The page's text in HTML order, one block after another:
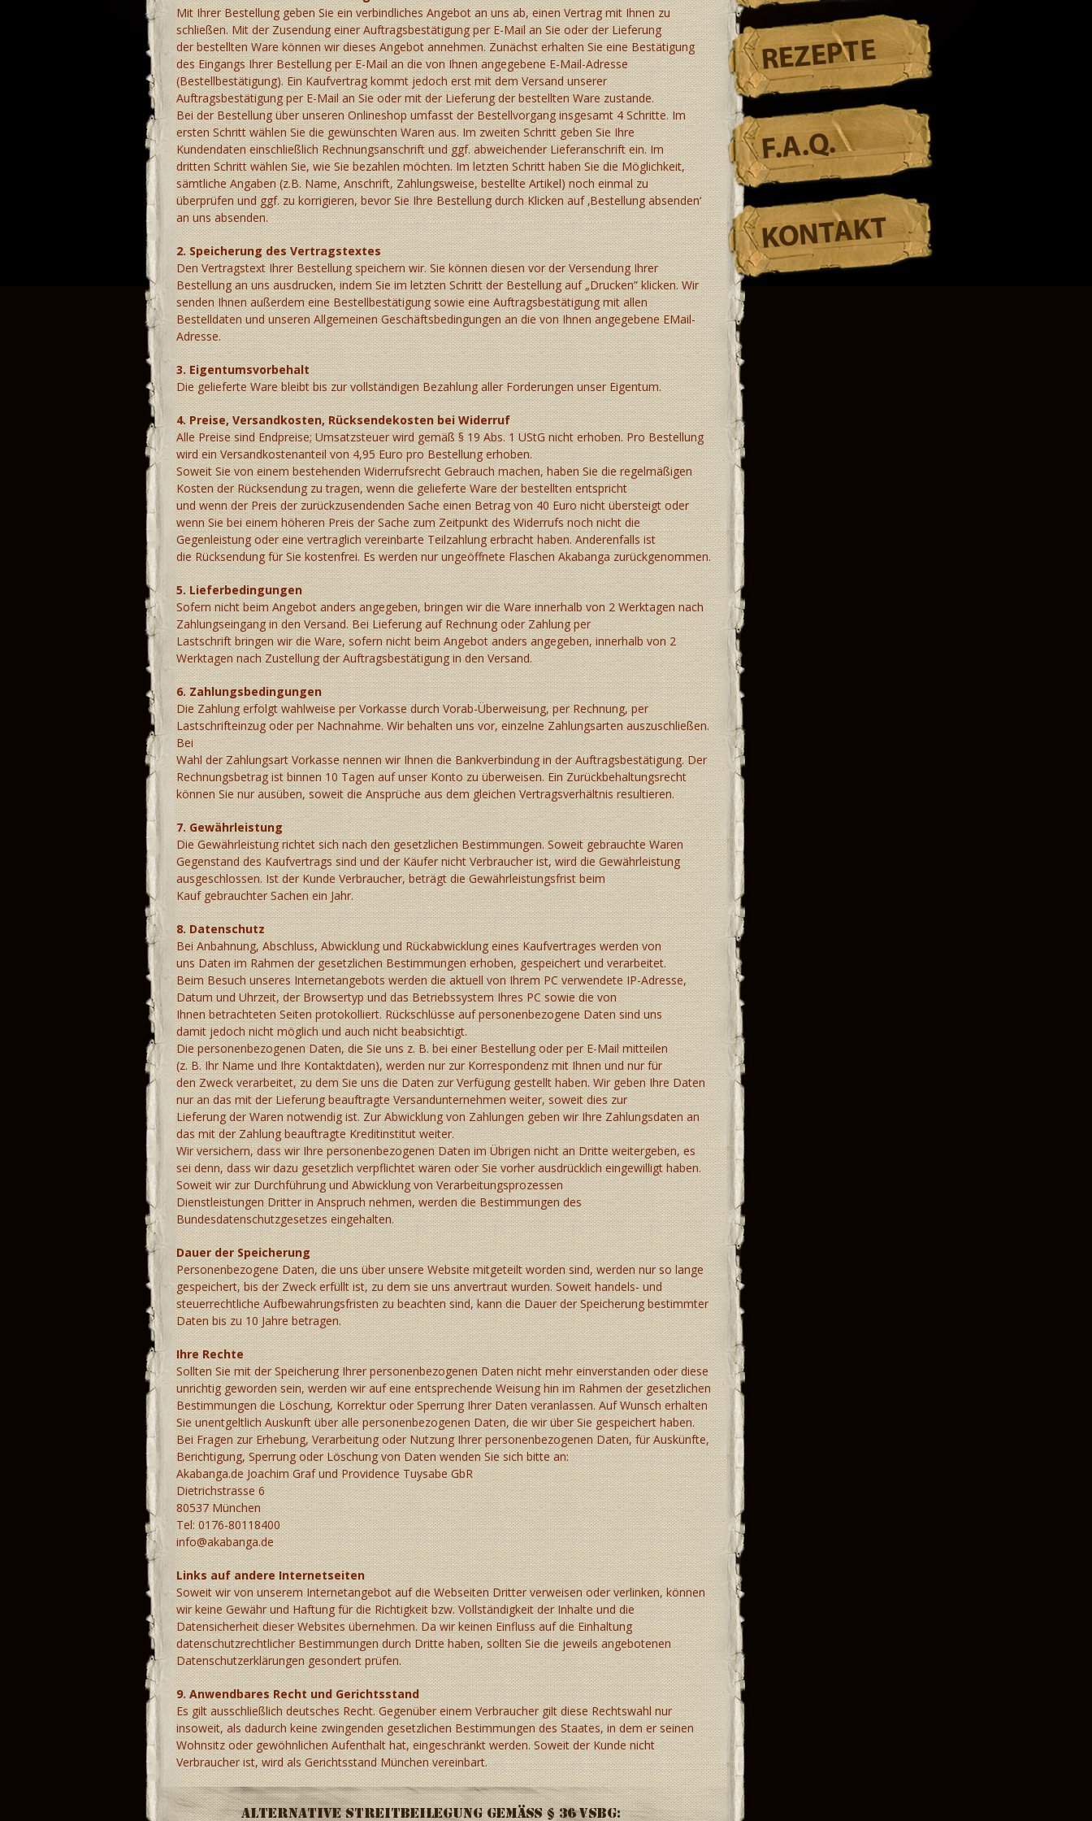
Mit Ihrer Bestellung geben Sie ein verbindliches Angebot an uns ab, einen Vertrag mit Ihnen zu
schließen. Mit der Zusendung einer Auftragsbestätigung per E-Mail an Sie oder der Lieferung
der bestellten Ware können wir dieses Angebot annehmen. Zunächst erhalten Sie eine Bestätigung
des Eingangs Ihrer Bestellung per E-Mail an die von Ihnen angegebene E-Mail-Adresse
(Bestellbestätigung). Ein Kaufvertrag kommt jedoch erst mit dem Versand unserer
Auftragsbestätigung per E-Mail an Sie oder mit der Lieferung der bestellten Ware zustande.
Bei der Bestellung über unseren Onlineshop umfasst der Bestellvorgang insgesamt 4 Schritte. Im
ersten Schritt wählen Sie die gewünschten Waren aus. Im zweiten Schritt geben Sie Ihre
Kundendaten einschließlich Rechnungsanschrift und ggf. abweichender Lieferanschrift ein. Im
dritten Schritt wählen Sie, wie Sie bezahlen möchten. Im letzten Schritt haben Sie die Möglichkeit,
sämtliche Angaben (z.B. Name, Anschrift, Zahlungsweise, bestellte Artikel) noch einmal zu
überprüfen und ggf. zu korrigieren, bevor Sie Ihre Bestellung durch Klicken auf ‚Bestellung absenden‘
an uns absenden.
2. Speicherung des Vertragstextes
Den Vertragstext Ihrer Bestellung speichern wir. Sie können diesen vor der Versendung Ihrer
Bestellung an uns ausdrucken, indem Sie im letzten Schritt der Bestellung auf „Drucken” klicken. Wir
senden Ihnen außerdem eine Bestellbestätigung sowie eine Auftragsbestätigung mit allen
Bestelldaten und unseren Allgemeinen Geschäftsbedingungen an die von Ihnen angegebene EMail-
Adresse.
3. Eigentumsvorbehalt
Die gelieferte Ware bleibt bis zur vollständigen Bezahlung aller Forderungen unser Eigentum.
4. Preise, Versandkosten, Rücksendekosten bei Widerruf
Alle Preise sind Endpreise; Umsatzsteuer wird gemäß § 19 Abs. 1 UStG nicht erhoben. Pro Bestellung
wird ein Versandkostenanteil von 4,95 Euro pro Bestellung erhoben.
Soweit Sie von einem bestehenden Widerrufsrecht Gebrauch machen, haben Sie die regelmäßigen
Kosten der Rücksendung zu tragen, wenn die gelieferte Ware der bestellten entspricht
und wenn der Preis der zurückzusendenden Sache einen Betrag von 40 Euro nicht übersteigt oder
wenn Sie bei einem höheren Preis der Sache zum Zeitpunkt des Widerrufs noch nicht die
Gegenleistung oder eine vertraglich vereinbarte Teilzahlung erbracht haben. Anderenfalls ist
die Rücksendung für Sie kostenfrei. Es werden nur ungeöffnete Flaschen Akabanga zurückgenommen.
5. Lieferbedingungen
Sofern nicht beim Angebot anders angegeben, bringen wir die Ware innerhalb von 2 Werktagen nach
Zahlungseingang in den Versand. Bei Lieferung auf Rechnung oder Zahlung per
Lastschrift bringen wir die Ware, sofern nicht beim Angebot anders angegeben, innerhalb von 2
Werktagen nach Zustellung der Auftragsbestätigung in den Versand.
6. Zahlungsbedingungen
Die Zahlung erfolgt wahlweise per Vorkasse durch Vorab-Überweisung, per Rechnung, per
Lastschrifteinzug oder per Nachnahme. Wir behalten uns vor, einzelne Zahlungsarten auszuschließen.
Bei
Wahl der Zahlungsart Vorkasse nennen wir Ihnen die Bankverbindung in der Auftragsbestätigung. Der
Rechnungsbetrag ist binnen 10 Tagen auf unser Konto zu überweisen. Ein Zurückbehaltungsrecht
können Sie nur ausüben, soweit die Ansprüche aus dem gleichen Vertragsverhältnis resultieren.
7. Gewährleistung
Die Gewährleistung richtet sich nach den gesetzlichen Bestimmungen. Soweit gebrauchte Waren
Gegenstand des Kaufvertrags sind und der Käufer nicht Verbraucher ist, wird die Gewährleistung
ausgeschlossen. Ist der Kunde Verbraucher, beträgt die Gewährleistungsfrist beim
Kauf gebrauchter Sachen ein Jahr.
8. Datenschutz
Bei Anbahnung, Abschluss, Abwicklung und Rückabwicklung eines Kaufvertrages werden von
uns Daten im Rahmen der gesetzlichen Bestimmungen erhoben, gespeichert und verarbeitet.
Beim Besuch unseres Internetangebots werden die aktuell von Ihrem PC verwendete IP-Adresse,
Datum und Uhrzeit, der Browsertyp und das Betriebssystem Ihres PC sowie die von
Ihnen betrachteten Seiten protokolliert. Rückschlüsse auf personenbezogene Daten sind uns
damit jedoch nicht möglich und auch nicht beabsichtigt.
Die personenbezogenen Daten, die Sie uns z. B. bei einer Bestellung oder per E-Mail mitteilen
(z. B. Ihr Name und Ihre Kontaktdaten), werden nur zur Korrespondenz mit Ihnen und nur für
den Zweck verarbeitet, zu dem Sie uns die Daten zur Verfügung gestellt haben. Wir geben Ihre Daten
nur an das mit der Lieferung beauftragte Versandunternehmen weiter, soweit dies zur
Lieferung der Waren notwendig ist. Zur Abwicklung von Zahlungen geben wir Ihre Zahlungsdaten an
das mit der Zahlung beauftragte Kreditinstitut weiter.
Wir versichern, dass wir Ihre personenbezogenen Daten im Übrigen nicht an Dritte weitergeben, es
sei denn, dass wir dazu gesetzlich verpflichtet wären oder Sie vorher ausdrücklich eingewilligt haben.
Soweit wir zur Durchführung und Abwicklung von Verarbeitungsprozessen
Dienstleistungen Dritter in Anspruch nehmen, werden die Bestimmungen des
Bundesdatenschutzgesetzes eingehalten.
Dauer der Speicherung
Personenbezogene Daten, die uns über unsere Website mitgeteilt worden sind, werden nur so lange
gespeichert, bis der Zweck erfüllt ist, zu dem sie uns anvertraut wurden. Soweit handels- und
steuerrechtliche Aufbewahrungsfristen zu beachten sind, kann die Dauer der Speicherung bestimmter
Daten bis zu 10 Jahre betragen.
Ihre Rechte
Sollten Sie mit der Speicherung Ihrer personenbezogenen Daten nicht mehr einverstanden oder diese
unrichtig geworden sein, werden wir auf eine entsprechende Weisung hin im Rahmen der gesetzlichen
Bestimmungen die Löschung, Korrektur oder Sperrung Ihrer Daten veranlassen. Auf Wunsch erhalten
Sie unentgeltlich Auskunft über alle personenbezogenen Daten, die wir über Sie gespeichert haben.
Bei Fragen zur Erhebung, Verarbeitung oder Nutzung Ihrer personenbezogenen Daten, für Auskünfte,
Berichtigung, Sperrung oder Löschung von Daten wenden Sie sich bitte an:
Akabanga.de Joachim Graf und Providence Tuysabe GbR
Dietrichstrasse 6
80537 München
Tel: 0176-80118400
info@akabanga.de
Links auf andere Internetseiten
Soweit wir von unserem Internetangebot auf die Webseiten Dritter verweisen oder verlinken, können
wir keine Gewähr und Haftung für die Richtigkeit bzw. Vollständigkeit der Inhalte und die
Datensicherheit dieser Websites übernehmen. Da wir keinen Einfluss auf die Einhaltung
datenschutzrechtlicher Bestimmungen durch Dritte haben, sollten Sie die jeweils angebotenen
Datenschutzerklärungen gesondert prüfen.
9. Anwendbares Recht und Gerichtsstand
Es gilt ausschließlich deutsches Recht. Gegenüber einem Verbraucher gilt diese Rechtswahl nur
insoweit, als dadurch keine zwingenden gesetzlichen Bestimmungen des Staates, in dem er seinen
Wohnsitz oder gewöhnlichen Aufenthalt hat, eingeschränkt werden. Soweit der Kunde nicht
Verbraucher ist, wird als Gerichtsstand München vereinbart.
Alternative Streitbeilegung gemäß § 36 VSBG:
REZEPTE
F.A.Q.
KONTAKT